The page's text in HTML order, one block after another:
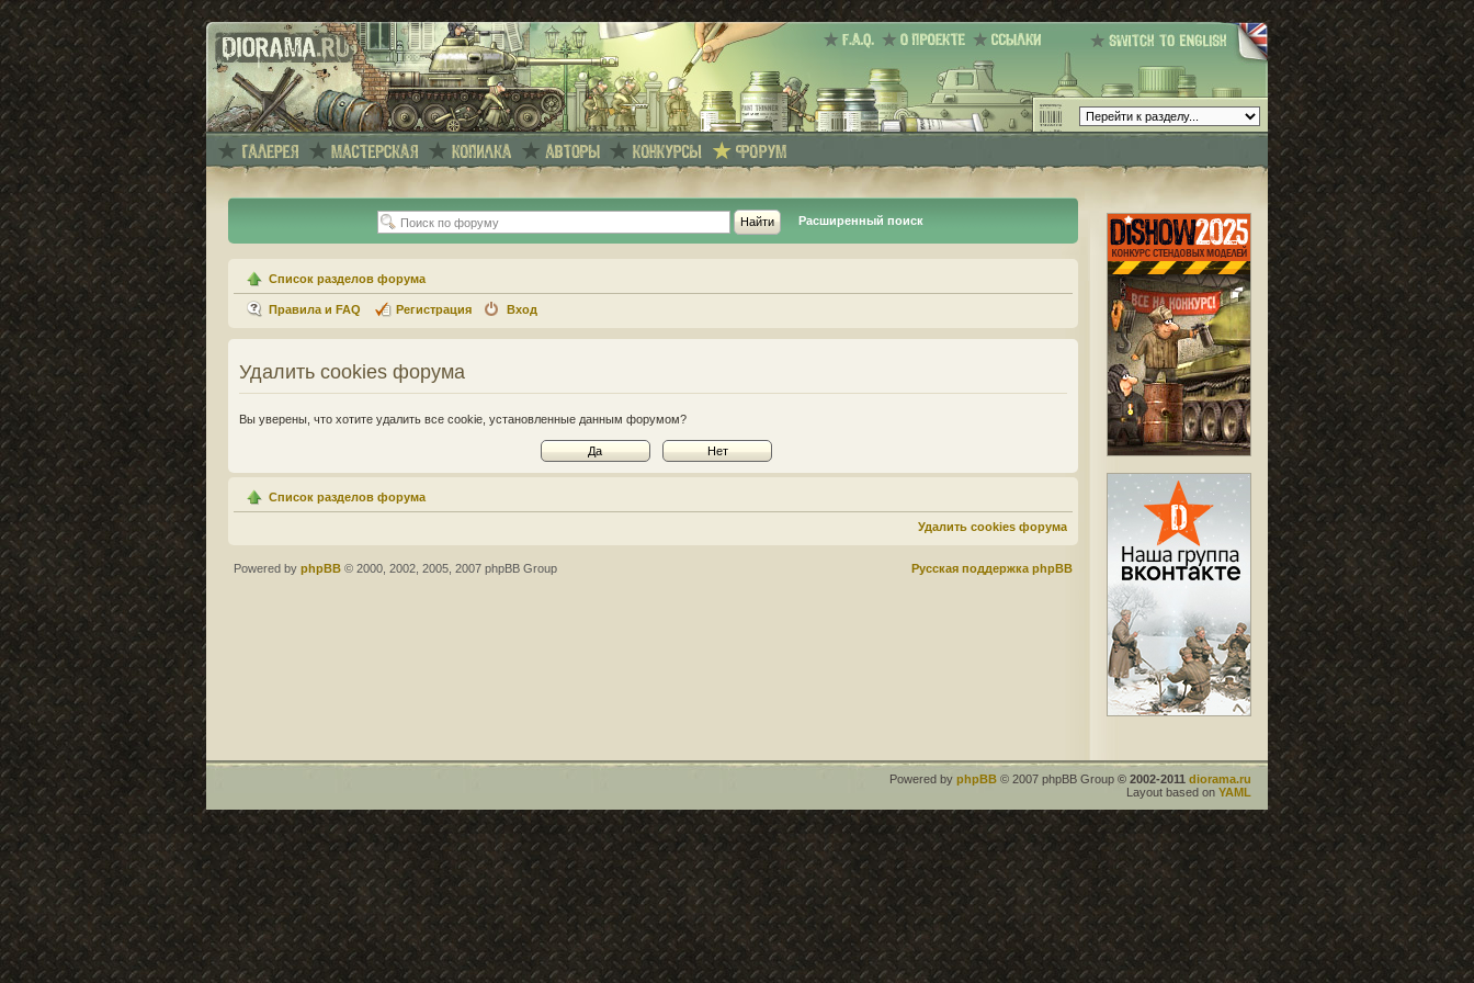
Расширенный поиск
Список разделов форума
Правила и FAQ Регистрация Вход
Удалить cookies форума
Вы уверены, что хотите удалить все cookie, установленные данным форумом?
Список разделов форума
Удалить cookies форума
Powered by phpBB © 2000, 2002, 2005, 2007 phpBB Group Русская поддержка phpBB
Powered by phpBB © 2007 phpBB Group © 2002-2011 diorama.ru
Layout based on YAML